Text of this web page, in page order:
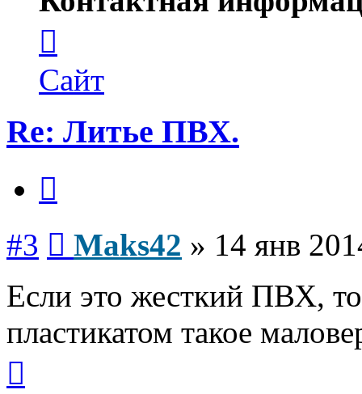
пользователя
Maks42
Сайт
Re: Литье ПВХ.
#3 Maks42 » 14 янв
Если это жесткий ПВХ,
пластикатом такое
началу